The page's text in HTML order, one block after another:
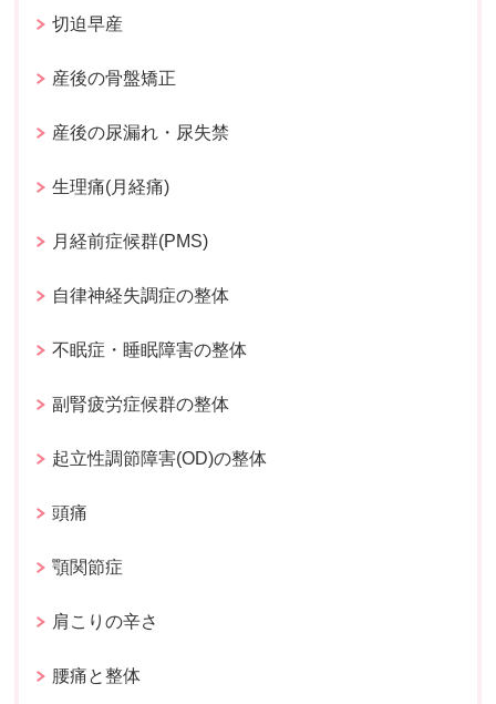
切迫早産
産後の骨盤矯正
産後の尿漏れ・尿失禁
生理痛(月経痛)
月経前症候群(PMS)
自律神経失調症の整体
不眠症・睡眠障害の整体
副腎疲労症候群の整体
起立性調節障害(OD)の整体
頭痛
顎関節症
肩こりの辛さ
腰痛と整体